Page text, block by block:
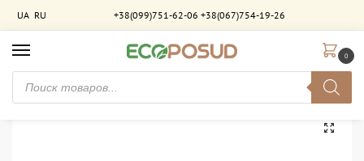
UA RU +38(099)751-62-06 +38(067)754-19-26
0
Главная / Стаканы бумажные Стакан бумажный 400 мл двухслойный Чёрный-Чёрный. 420 шт/ящ